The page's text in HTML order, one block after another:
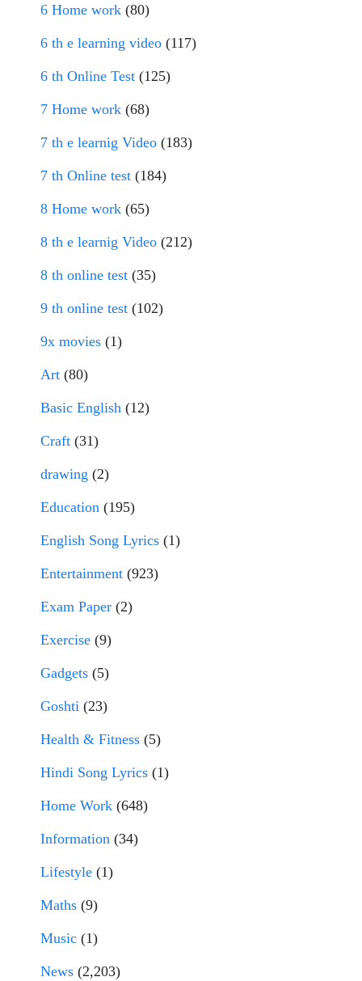
6 Home work (80)
6 th e learning video (117)
6 th Online Test (125)
7 Home work (68)
7 th e learnig Video (183)
7 th Online test (184)
8 Home work (65)
8 th e learnig Video (212)
8 th online test (35)
9 th online test (102)
9x movies (1)
Art (80)
Basic English (12)
Craft (31)
drawing (2)
Education (195)
English Song Lyrics (1)
Entertainment (923)
Exam Paper (2)
Exercise (9)
Gadgets (5)
Goshti (23)
Health & Fitness (5)
Hindi Song Lyrics (1)
Home Work (648)
Information (34)
Lifestyle (1)
Maths (9)
Music (1)
News (2,203)